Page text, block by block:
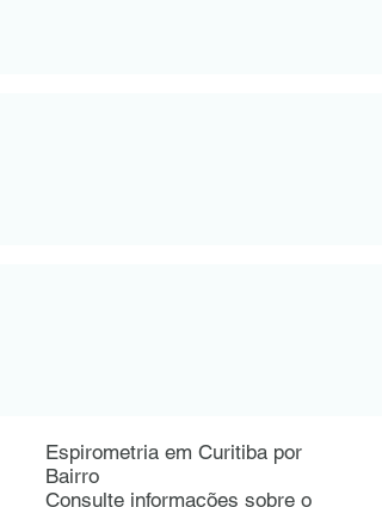
Espirometria em Curitiba por
Bairro
Consulte informações sobre o